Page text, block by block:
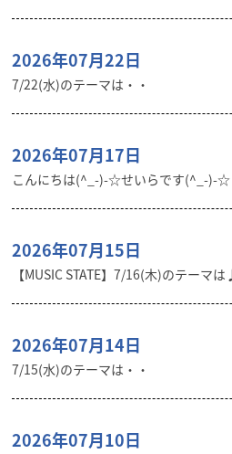
2026年07月22日
7/22(水)のテーマは・・
2026年07月17日
こんにちは(^_-)-☆せいらです(^_-)-☆
2026年07月15日
【MUSIC STATE】7/16(木)のテーマは
2026年07月14日
7/15(水)のテーマは・・
2026年07月10日